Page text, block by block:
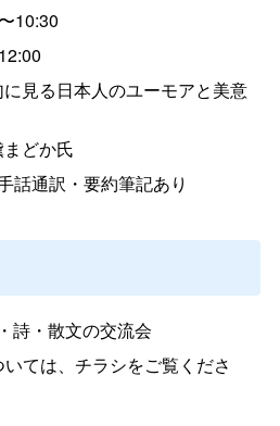
10:30
見る日本人のユーモアと美意
どか氏
話通訳・要約筆記あり
詩・散文の交流会
ては、チラシをご覧くださ